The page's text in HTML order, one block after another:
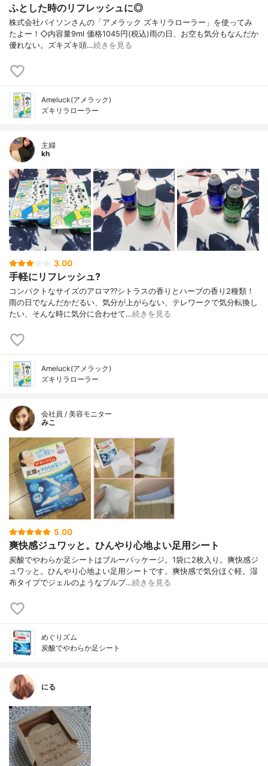
ふとした時のリフレッシュに◎
株式会社バイソンさんの「アメラック ズキリラローラー」を使ってみ
たよー！◇内容量9ml 価格1045円(税込)雨の日、お空も気分もなんだか
優れない。ズキズキ頭…続きを見る
Ameluck(アメラック)
ズキリラローラー
主婦
kh
3.00
手軽にリフレッシュ?
コンパクトなサイズのアロマ??シトラスの香りとハーブの香り2種類！
雨の日でなんだかだるい、気分が上がらない、テレワークで気分転換し
たい、そんな時に気分に合わせて…続きを見る
Ameluck(アメラック)
ズキリラローラー
会社員 / 美容モニター
みこ
5.00
爽快感ジュワッと。ひんやり心地よい足用シート
炭酸でやわらか足シートはブルーパッケージ。1袋に2枚入り。爽快感ジ
ュワッと。ひんやり心地よい足用シートです。爽快感で気分ほぐ軽。湿
布タイプでジェルのようなプルプ…続きを見る
めぐりズム
炭酸でやわらか足シート
にる